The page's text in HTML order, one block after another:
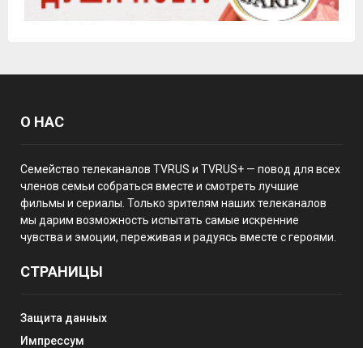
О НАС
Семейство телеканалов TVRUS и TVRUS+ — повод для всех
членов семьи собраться вместе и смотреть лучшие
фильмы и сериалы. Только зрителям наших телеканалов
мы дарим возможность испытать самые искренние
чувства и эмоции, переживая и радуясь вместе с героями.
СТРАНИЦЫ
Защита данных
Импрессум